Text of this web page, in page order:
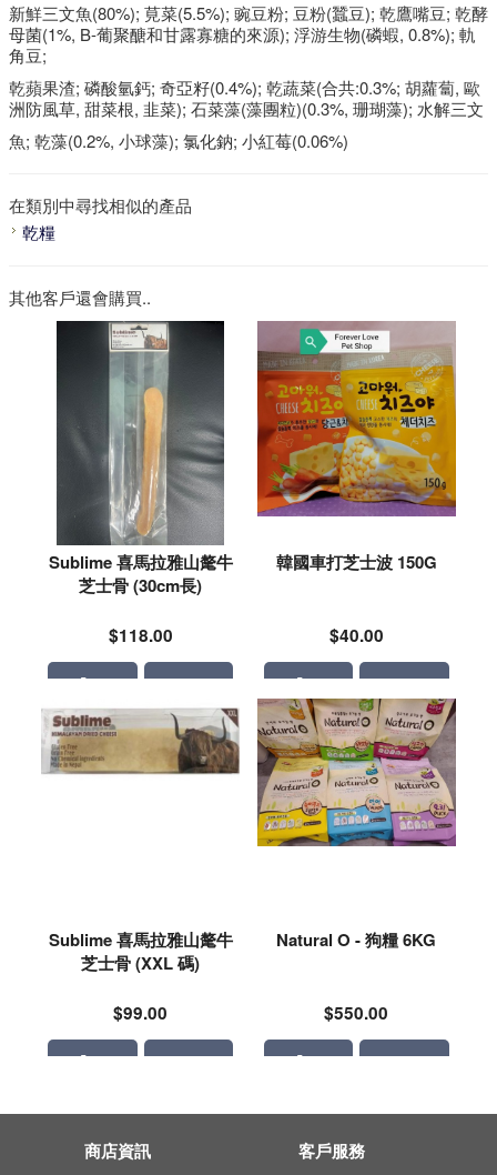
新鮮三文魚(80%); 莧菜(5.5%); 豌豆粉; 豆粉(蠶豆); 乾鷹嘴豆; 乾酵
母菌(1%, B-葡聚醣和甘露寡糖的來源); 浮游生物(磷蝦, 0.8%); 軌
角豆;
乾蘋果渣; 磷酸氫鈣; 奇亞籽(0.4%); 乾蔬菜(合共:0.3%; 胡蘿蔔, 歐
洲防風草, 甜菜根, 韭菜); 石菜藻(藻團粒)(0.3%, 珊瑚藻); 水解三文
魚; 乾藻(0.2%, 小球藻); 氯化鈉; 小紅莓(0.06%)
在類別中尋找相似的產品
乾糧
其他客戶還會購買..
Sublime 喜馬拉雅山氂牛
芝士骨 (30cm長)
$118.00
韓國車打芝士波 150G
$40.00
Sublime 喜馬拉雅山氂牛
芝士骨 (XXL 碼)
$99.00
Natural O - 狗糧 6KG
$550.00
商店資訊 客戶服務